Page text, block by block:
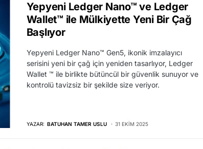
Yepyeni Ledger Nano™ ve Ledger
Wallet™ ile Mülkiyette Yeni Bir Çağ
Başlıyor
Yepyeni Ledger Nano™ Gen5, ikonik imzalayıcı
serisini yeni bir çağ için yeniden tasarlıyor, Ledger
Wallet ™ ile birlikte bütüncül bir güvenlik sunuyor ve
kontrolü tavizsiz bir şekilde size veriyor.
YAZAR: BATUHAN TAMER USLU 31 EKIM 2025